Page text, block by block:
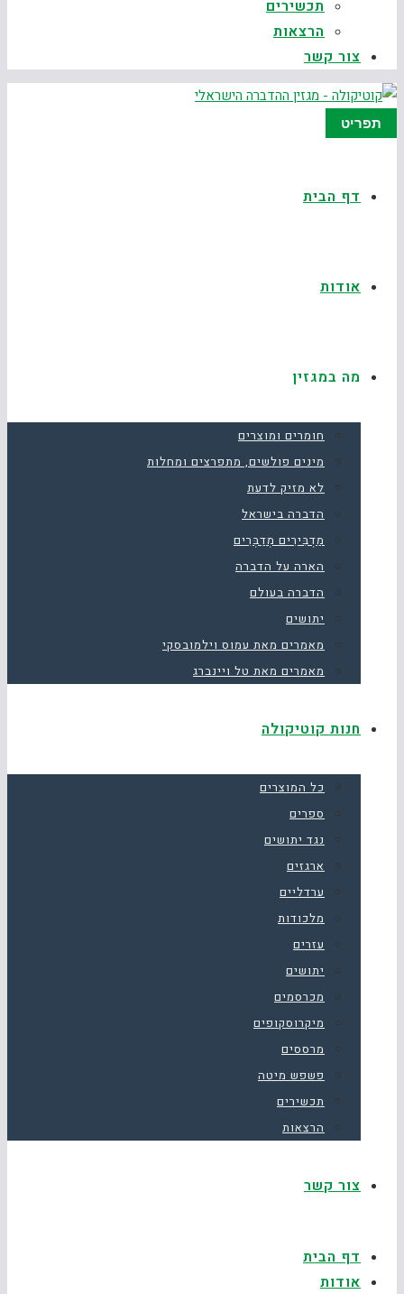
תכשירים
הרצאות
צור קשר
תפריט
דף הבית
אודות
מה במגזין
חומרים ומוצרים
מינים פולשים, מתפרצים ומחלות
לא מזיק לדעת
הדברה בישראל
מַדְבִּירִים מְדַבְּרִים
הארה על הדברה
הדברה בעולם
יתושים
מאמרים מאת עמוס וילמובסקי
מאמרים מאת טל ויינברג
חנות קוטיקולה
כל המוצרים
ספרים
נגד יתושים
ארגזים
ערדליים
מלכודות
עזרים
יתושים
מכרסמים
מיקרוסקופים
מרססים
פשפש מיטה
תכשירים
הרצאות
צור קשר
דף הבית
אודות